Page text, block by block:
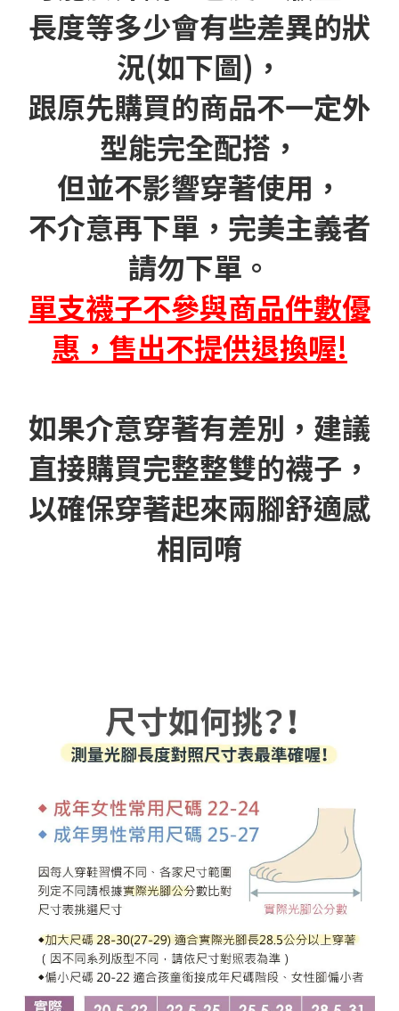
長度等多少會有些差異的狀
況(如下圖)，
跟原先購買的商品不一定外
型能完全配搭，
但並不影響穿著使用，
不介意再下單，完美主義者
請勿下單。
單支襪子不參與商品件數優
惠，售出不提供退換喔!
如果介意穿著有差別，建議
直接購買完整整雙的襪子，
以確保穿著起來兩腳舒適感
相同唷